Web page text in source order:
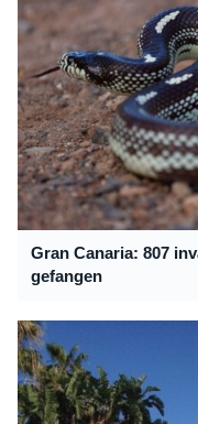
Gran Canaria: 807
gefangen